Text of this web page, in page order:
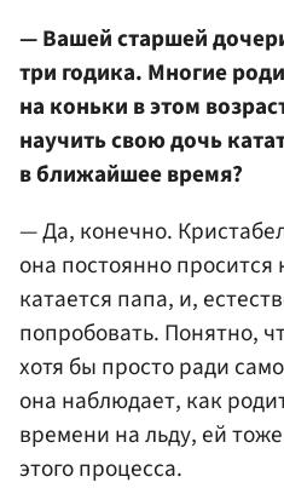
— Вашей старшей
три годика. Многие
на коньки в этом
научить свою дочь
в ближайшее время?
— Да, конечно.
она постоянно
катается папа, и,
попробовать. Понятно,
хотя бы просто ради
она наблюдает, как
времени на льду, ей
этого процесса.